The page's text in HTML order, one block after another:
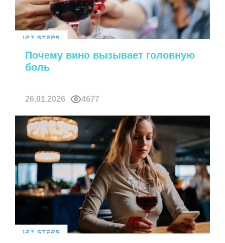
Почему вино вызывает головную
боль
26.01.2026 4677